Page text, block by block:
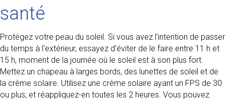
santé
Protégez votre peau du soleil. Si vous avez l’intention de passer
du temps à l’extérieur, essayez d’éviter de le faire entre 11 h et
15 h, moment de la journée où le soleil est à son plus fort.
Mettez un chapeau à larges bords, des lunettes de soleil et de
la crème solaire. Utilisez une crème solaire ayant un FPS de 30
ou plus, et réappliquez-en toutes les 2 heures. Vous pouvez